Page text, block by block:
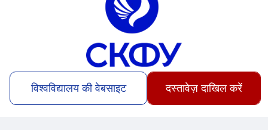
विश्वविद्यालय की वेबसाइट दस्तावेज़ दाखिल करें